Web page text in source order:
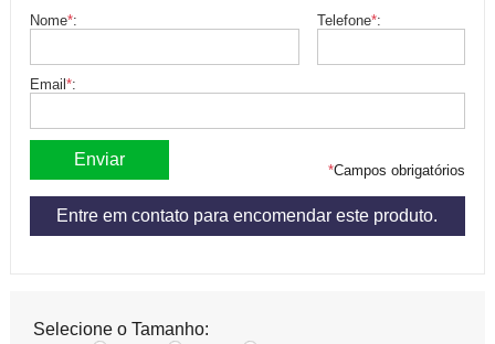
Nome*: Telefone*:
Email*:
*Campos obrigatórios
Entre em contato para encomendar este produto.
Selecione o Tamanho: